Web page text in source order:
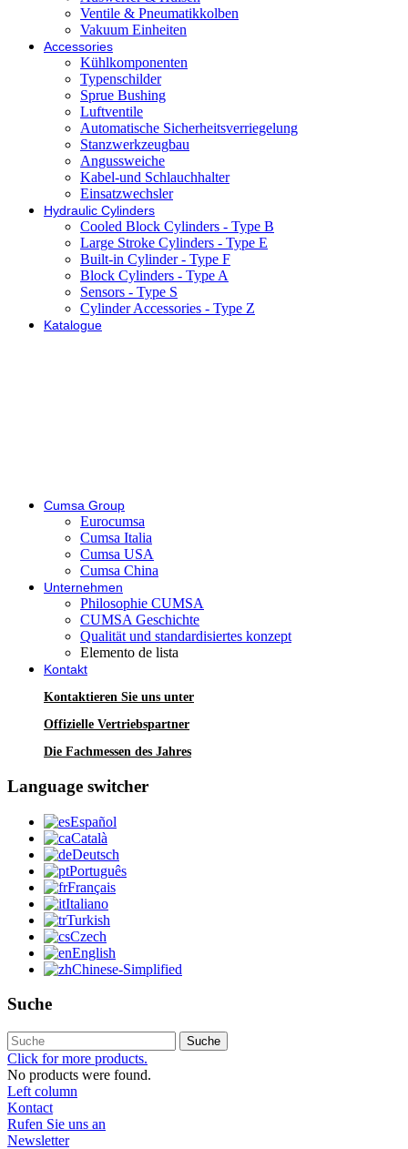
Ventile & Pneumatikkolben
Vakuum Einheiten
Accessories
Kühlkomponenten
Typenschilder
Sprue Bushing
Luftventile
Automatische Sicherheitsverriegelung
Stanzwerkzeugbau
Angussweiche
Kabel-und Schlauchhalter
Einsatzwechsler
Hydraulic Cylinders
Cooled Block Cylinders - Type B
Large Stroke Cylinders - Type E
Built-in Cylinder - Type F
Block Cylinders - Type A
Sensors - Type S
Cylinder Accessories - Type Z
Katalogue
Cumsa Group
Eurocumsa
Cumsa Italia
Cumsa USA
Cumsa China
Unternehmen
Philosophie CUMSA
CUMSA Geschichte
Qualität und standardisiertes konzept
Elemento de lista
Kontakt
Kontaktieren Sie uns unter
Offizielle Vertriebspartner
Die Fachmessen des Jahres
Language switcher
Español
Català
Deutsch
Português
Français
Italiano
Turkish
Czech
English
Chinese-Simplified
Suche
Suche
Click for more products.
No products were found.
Left column
Kontact
Rufen Sie uns an
Newsletter